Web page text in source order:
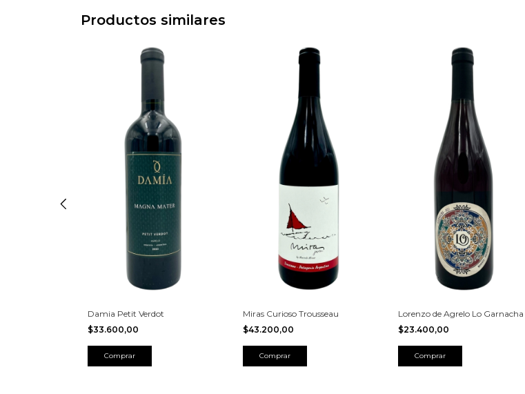
Productos similares
Damia Petit Verdot
$33.600,00
Miras Curioso Trousseau
$43.200,00
Lorenzo de Agrelo Lo Garnacha
$23.400,00